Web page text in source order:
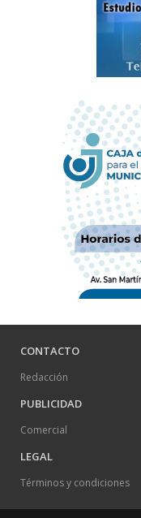
CONTACTO
Redacción
PUBLICIDAD
Comercial
LEGAL
Términos y condiciones